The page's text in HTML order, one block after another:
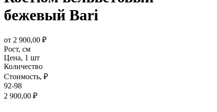
бежевый Bari
от 2 900,00 ₽
Рост, см
Цена, 1 шт
Количество
Стоимость, ₽
92-98
2 900,00 ₽